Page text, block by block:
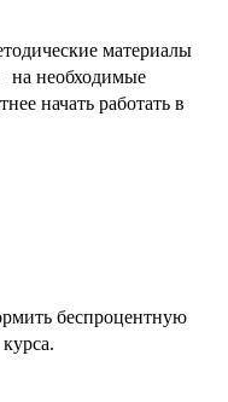
материалы
на необходимые
начать работать в
беспроцентную